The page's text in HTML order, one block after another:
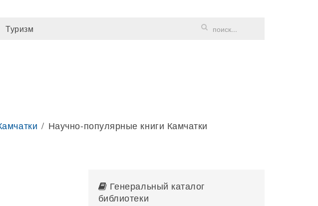
Туризм
Научно-популярные книги Камчатки
Генеральный каталог
библиотеки